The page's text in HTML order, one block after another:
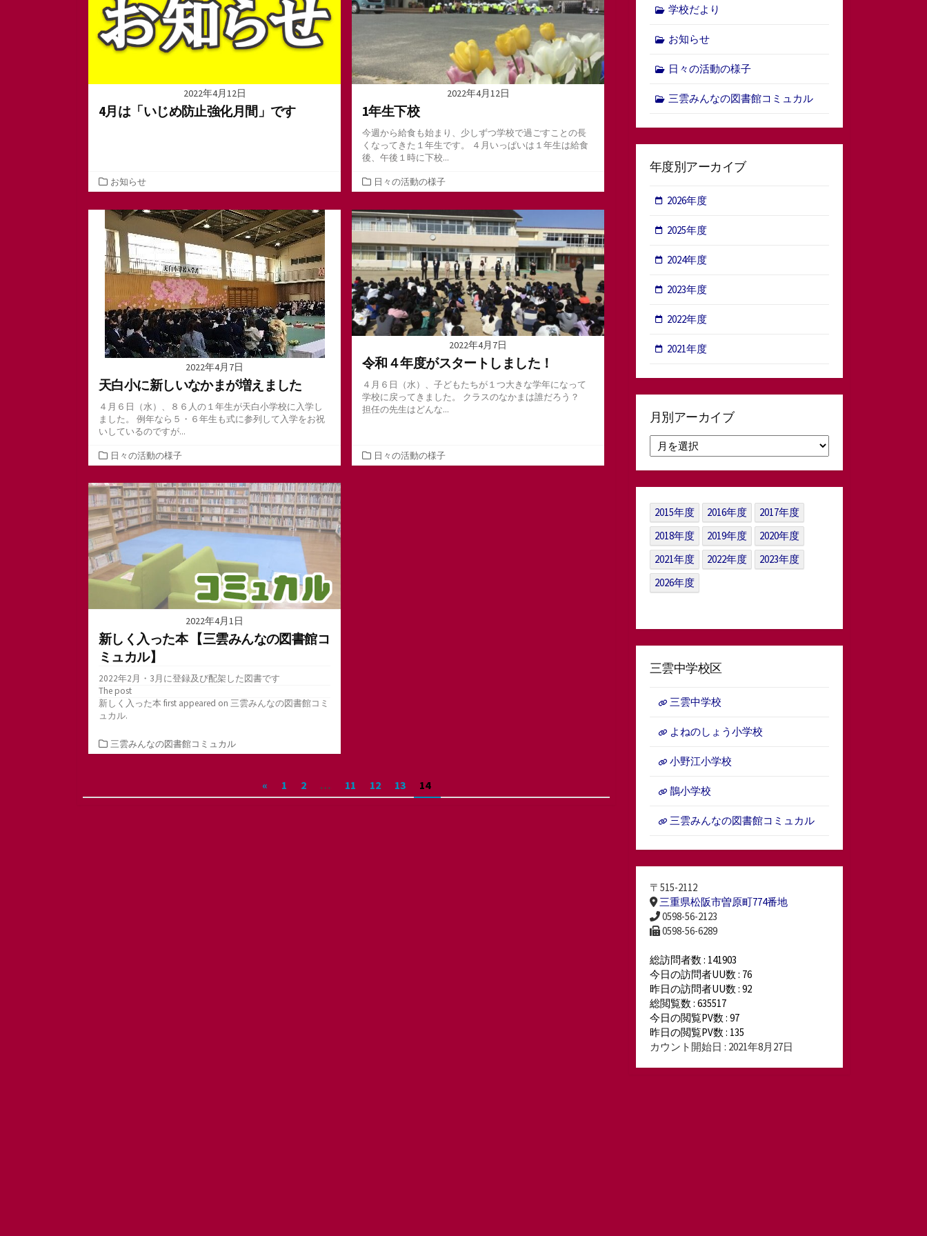
2022年4月12日
4月は「いじめ防止強化月間」です
カ
テ
ゴ
ー
お知らせ
2022年4月12日
1年生下校
今週から給食も始まり、少しずつ学校で過ごすことの長
くなってきた１年生です。 ４月いっぱいは１年生は給食
後、午後１時に下校...
カ
テ
ゴ
リ
日々の活動の様子
2022年4月7日
天白小に新しいなかまが増えました
４月６日（水）、８６人の１年生が天白小学校に入学し
ました。 例年なら５・６年生も式に参列して入学をお祝
いしているのですが...
カ
テ
ゴ
リ
ー
日々の活動の様子
2022年4月7日
令和４年度がスタートしました！
４月６日（水）、子どもたちが１つ大きな学年になって
学校に戻ってきました。 クラスのなかまは誰だろう？
担任の先生はどんな...
カ
テ
日々の活動の様子
2022年4月1日
新しく入った本 【三雲みんなの図書館コ
ミュカル】
2022年2月・3月に登録及び配架した図書です
The post
新しく入った本 first appeared on 三雲みんなの図書館コミ
ュカル.
カ
テ
ー
三雲みんなの図書館コミュカル
« 1 2 … 11 12 13 14
学校だより
お知らせ
日々の活動の様子
三雲みんなの図書館コミュカル
年度別アーカイブ
2026年度
2025年度
2024年度
2023年度
2022年度
2021年度
月別アーカイブ
別
ア
ー
カ
イ
ブ
2015年度 2016年度
2017年度
2018年度
2019年度
2020年度
2021年度
2022年度
2023年度
2026年度
三雲中学校区
三雲中学校
よねのしょう小学校
小野江小学校
鵲小学校
三雲みんなの図書館コミュカル
〒515-2112
三重県松阪市曽原町774番地
0598-56-2123
0598-56-6289
総訪問者数 : 141903
今日の訪問者UU数 : 76
昨日の訪問者UU数 : 92
総閲覧数 : 635517
今日の閲覧PV数 : 97
昨日の閲覧PV数 : 135
カウント開始日 : 2021年8月27日